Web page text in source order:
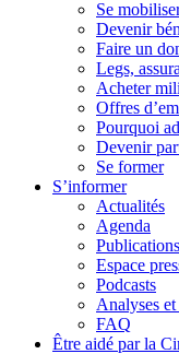
Se
Devenir
Faire un
Legs,
Acheter
Offres
Pourquoi
Devenir
Se former
S’informer
Actualités
Agenda
Espace
Podcasts
Analyses
FAQ
Être aidé par la